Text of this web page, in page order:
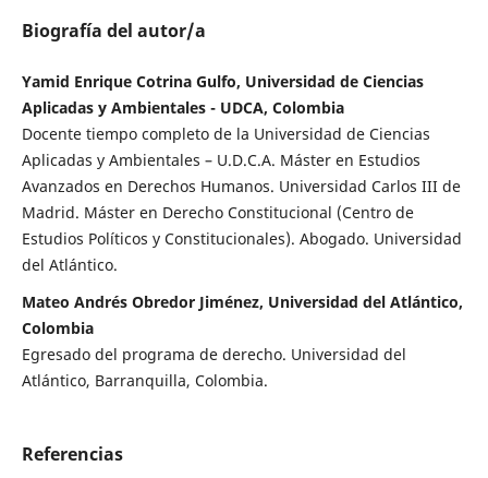
Biografía del autor/a
Yamid Enrique Cotrina Gulfo, Universidad de Ciencias
Aplicadas y Ambientales - UDCA, Colombia
Docente tiempo completo de la Universidad de Ciencias
Aplicadas y Ambientales – U.D.C.A. Máster en Estudios
Avanzados en Derechos Humanos. Universidad Carlos III de
Madrid. Máster en Derecho Constitucional (Centro de
Estudios Políticos y Constitucionales). Abogado. Universidad
del Atlántico.
Mateo Andrés Obredor Jiménez, Universidad del Atlántico,
Colombia
Egresado del programa de derecho. Universidad del
Atlántico, Barranquilla, Colombia.
Referencias